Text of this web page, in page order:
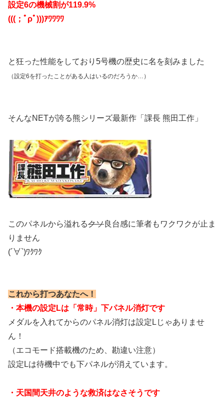
設定6の機械割が119.9%
(((；ﾟρﾟ)))ｱﾜﾜﾜﾜ
と狂った性能をしており5号機の歴史に名を刻みました
（設定6を打ったことがある人はいるのだろうか…）
そんなNETが誇る熊シリーズ最新作「課長 熊田工作」
このパネルから溢れるクソ良台感に筆者もワクワクが止ま
りません
(´∀`)ﾜｸﾜｸ
これから打つあなたへ！
・本機の設定Lは「常時」下パネル消灯です
メダルを入れてからのパネル消灯は設定Lじゃありませ
ん！
（エコモード搭載機のため、勘違い注意）
設定Lは待機中でも下パネルが消えています。
・天国間天井のような救済はなさそうです